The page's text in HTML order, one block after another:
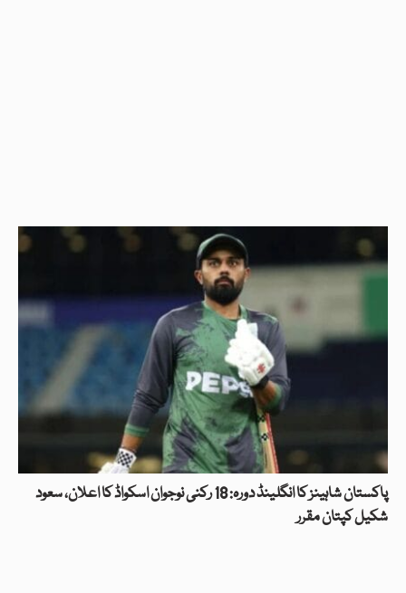
پاکستان شاہینز کا انگلینڈ دورہ: 18 رکنی نوجوان اسکواڈ کا اعلان، سعود
شکیل کپتان مقرر